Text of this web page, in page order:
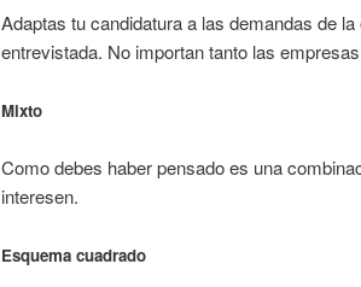
Adaptas tu candidatura a las demandas de
entrevistada. No importan tanto las
Mixto
Como debes haber pensado es una
interesen.
Esquema cuadrado